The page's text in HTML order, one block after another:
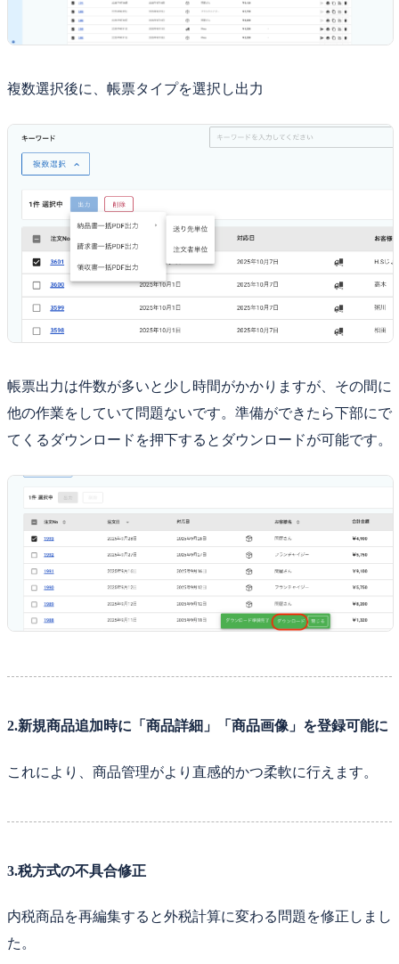
複数選択後に、帳票タイプを選択し出力
帳票出力は件数が多いと少し時間がかかりますが、その間に
他の作業をしていて問題ないです。準備ができたら下部にで
てくるダウンロードを押下するとダウンロードが可能です。
2.新規商品追加時に「商品詳細」「商品画像」を登録可能に
これにより、商品管理がより直感的かつ柔軟に行えます。
3.税方式の不具合修正
内税商品を再編集すると外税計算に変わる問題を修正しまし
た。